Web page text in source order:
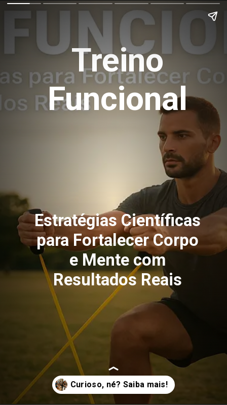
Treino
Funcional
Estratégias Científicas
para Fortalecer Corpo
e Mente com
Resultados Reais